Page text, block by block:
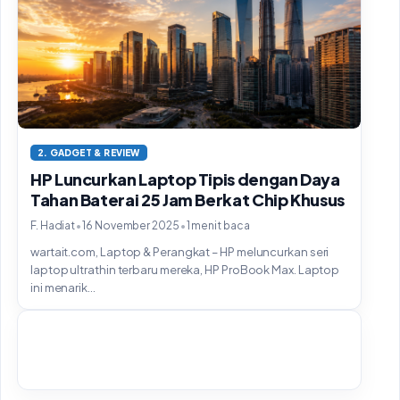
2. GADGET & REVIEW
HP Luncurkan Laptop Tipis dengan Daya
Tahan Baterai 25 Jam Berkat Chip Khusus
F. Hadiat•16 November 2025 •1 menit baca
wartait.com, Laptop & Perangkat – HP meluncurkan seri
laptop ultrathin terbaru mereka, HP ProBook Max. Laptop
ini menarik...